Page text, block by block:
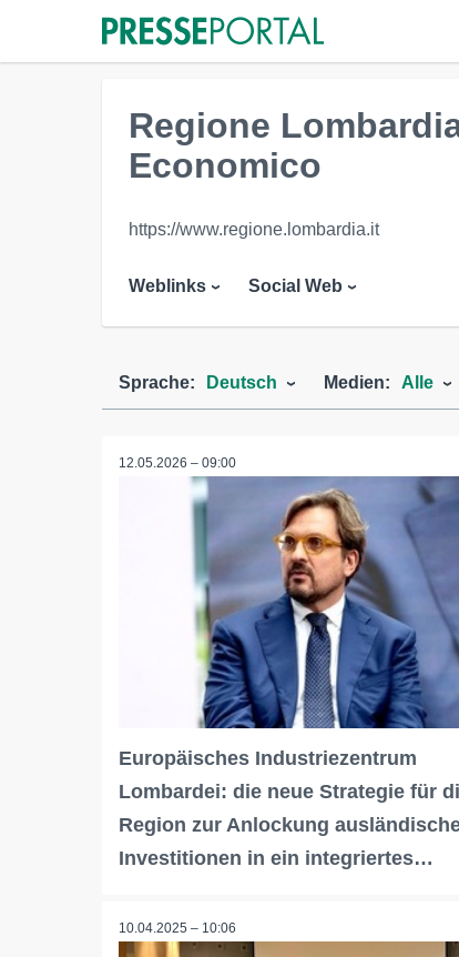
Regione
Economico
https://www.regione.lombardia.it
Weblinks Social Web
Sprache: Deutsch Medien: Alle
12.05.2026 – 09:00
Europäisches Industriezentrum
Lombardei: die neue Strategie für
Region zur Anlockung
Investitionen in ein integriertes…
10.04.2025 – 10:06